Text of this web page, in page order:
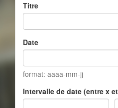
Titre
Date
format: aaaa-mm-jj
Intervalle de date (entre x